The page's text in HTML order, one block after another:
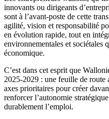
innovants ou dirigeants
sont à l’avant-poste de cette
agilité, vision et responsabilité
en évolution rapide, tout en
environnementales et sociétales
économique.
C’est dans cet esprit que
2025-2029 : une feuille de route
axes prioritaires pour créer
renforcer l’autonomie
durablement l’emploi.